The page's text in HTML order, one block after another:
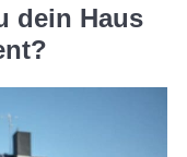
dein Haus